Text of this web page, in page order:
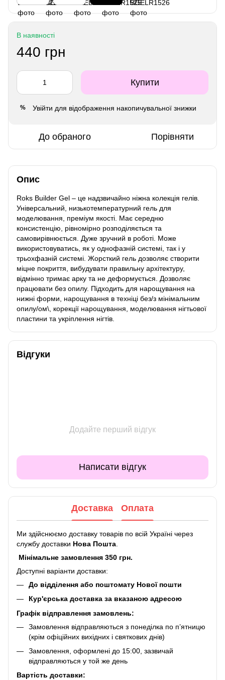
В наявності
440 грн
Купити
% Увійти для відображення накопичувальної знижки
До обраного Порівняти
Опис
Roks Builder Gel – це надзвичайно ніжна колекція гелів.
Універсальний, низькотемпературний гель для
моделювання, преміум якості. Має середню
консистенцію, рівномірно розподіляється та
самовирівнюється. Дуже зручний в роботі. Може
використовуватись, як у однофазній системі, так і у
трьохфазній системі. Жорсткий гель дозволяє створити
міцне покриття, вибудувати правильну архітектуру,
відмінно тримає арку та не деформується. Дозволяє
працювати без опилу. Підходить для нарощування на
нижні форми, нарощування в техніці без/з мінімальним
опилу/ом\, корекції нарощування, моделювання нігтьової
пластини та укріплення нігтів.
Відгуки
Додайте перший відгук
Написати відгук
Доставка Оплата
Ми здійснюємо доставку товарів по всій Україні через
службу доставки Нова Пошта
Мінімальне замовлення 350 грн.
Доступні варіанти доставки:
До відділення або поштомату Нової пошти
Кур'єрська доставка за вказаною адресою
Графік відправлення замовлень:
Замовлення відправляються з понеділка по п’ятницю
(крім офіційних вихідних і святкових днів)
Замовлення, оформлені до 15:00, зазвичай
відправляються у той же день
Вартість доставки: